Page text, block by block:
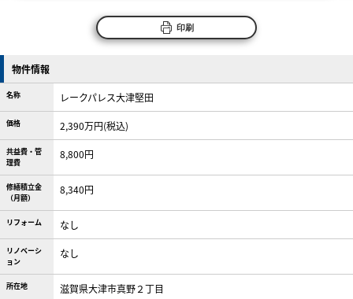
印刷
物件情報
名称 レークパレス大津堅田
価格 2,390万円(税込)
共益費・管
理費
8,800円
修繕積立金
（月額）
8,340円
リフォーム なし
リノベーシ
ョン
なし
所在地 滋賀県大津市真野２丁目